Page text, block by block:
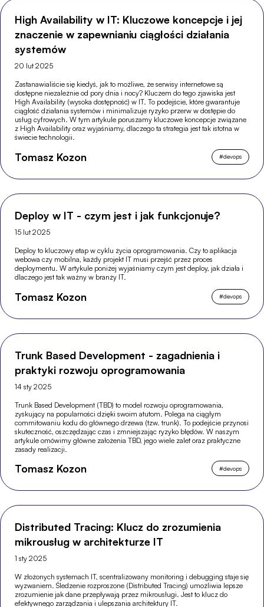
High Availability w IT: Kluczowe koncepcje i jej
znaczenie w zapewnianiu ciągłości działania
systemów
20 lut 2025
Zastanawialiście się kiedyś, jak to możliwe, że serwisy internetowe są
dostępne niezależnie od pory dnia i nocy? Kluczem do tego zjawiska jest
High Availability (wysoka dostępność) w IT. To podejście, które gwarantuje
ciągłość działania systemów i minimalizuje ryzyko przerw w dostępie do
usług cyfrowych. W tym artykule poruszamy kluczowe koncepcje związane
z High Availability oraz wyjaśniamy, dlaczego ta strategia jest tak istotna w
świecie technologii.
Tomasz Kozon #devops
Deploy w IT - czym jest i jak funkcjonuje?
15 lut 2025
Deploy to kluczowy etap w cyklu życia oprogramowania. Czy to aplikacja
webowa czy mobilna, każdy projekt IT musi przejść przez proces
deploymentu. W artykule poniżej wyjaśniamy czym jest deploy, jak działa i
dlaczego jest tak ważny w branży IT.
Tomasz Kozon #devops
Trunk Based Development - zagadnienia i
praktyki rozwoju oprogramowania
14 sty 2025
Trunk Based Development (TBD) to model rozwoju oprogramowania,
zyskujący na popularności dzięki swoim atutom. Polega na ciągłym
commitowaniu kodu do głównego drzewa (tzw. trunk). To podejście przynosi
skuteczność, oszczędzając czas i zmniejszając ryzyko błędów. W naszym
artykule omówimy główne założenia TBD, jego wiele zalet oraz praktyczne
zasady realizacji.
Tomasz Kozon #devops
Distributed Tracing: Klucz do zrozumienia
mikrousług w architekturze IT
1 sty 2025
W złożonych systemach IT, scentralizowany monitoring i debugging staje się
wyzwaniem. Śledzenie rozproszone (Distributed Tracing) umożliwia lepsze
zrozumienie jak dane przepływają przez mikrousługi. Jest to klucz do
efektywnego zarządzania i ulepszania architektury IT.